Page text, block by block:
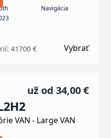
Navigácia
41700 € Vybrať
už od 34,00 €
VAN - Large VAN